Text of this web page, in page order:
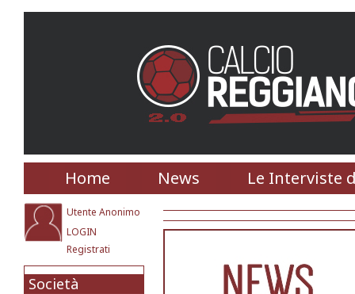
Home News Le Interviste
Utente Anonimo
LOGIN
Registrati
Società